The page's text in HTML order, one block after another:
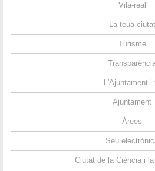
Vila-real
La teua ciutat
Turisme
L'Ajuntament i
Ajuntament
Àrees
Seu
Ciutat de la Ciència i